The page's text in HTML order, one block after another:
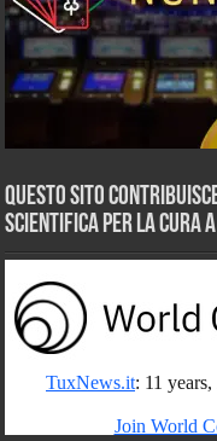
Questo sito
scientifica per la cura a